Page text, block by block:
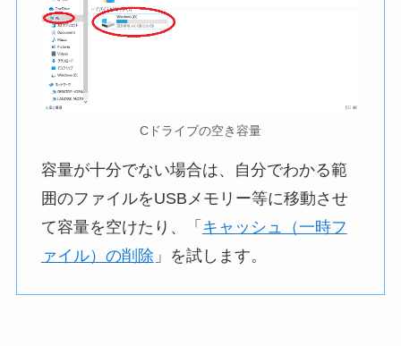
Cドライブの空き容量
容量が十分でない場合は、自分でわかる範
囲のファイルをUSBメモリー等に移動させ
て容量を空けたり、「 キャッシュ（一時フ
ァイル）の削除 」を試します。